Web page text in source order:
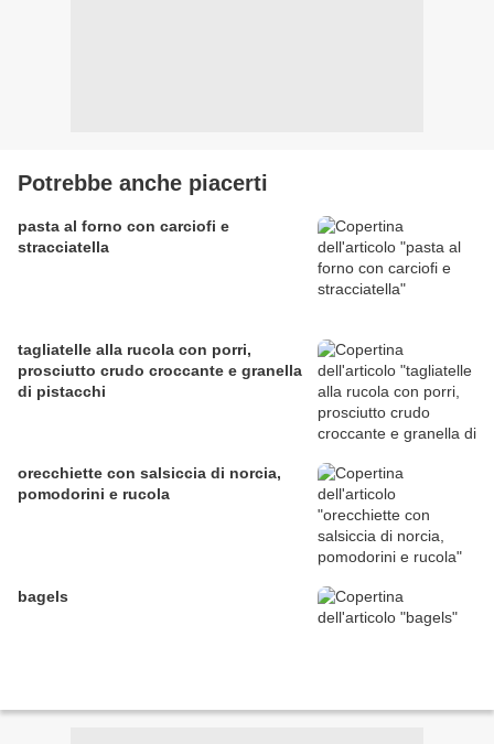
Potrebbe anche piacerti
pasta al forno con carciofi e
stracciatella
tagliatelle alla rucola con porri,
prosciutto crudo croccante e granella
di pistacchi
orecchiette con salsiccia di norcia,
pomodorini e rucola
bagels